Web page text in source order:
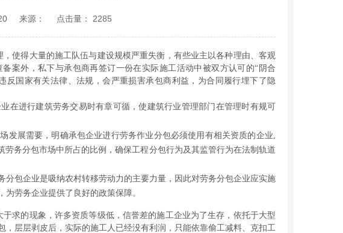
来源： 点击量： 2285
使得大量的施工队伍与建设规模严重失衡，有些业主以各种理由、客观
案外，私下与承包商再签订一份在实际施工活动中被双方认可的“阴合
反国家有关法律、法规，会严重损害承包商利益，为合同履行埋下了隐
在进行建筑劳务交易时有章可循，使建筑行业管理部门在管理时有规可
发展需要，明确承包企业进行劳务作业分包必须使用有相关资质的企业,
务分包市场中所占的比例，确保工程分包行为及其监管行为在法制轨道
包企业是吸纳农村转移劳动力的主要力量，因此对劳务分包企业应实施
劳务企业提供了良好的政策保障。
求的现象，许多资质等级低，信誉差的施工企业为了生存，依托于大型
层层剥皮后，实际的施工人已经没有利润，只能依靠偷工减料、克扣工